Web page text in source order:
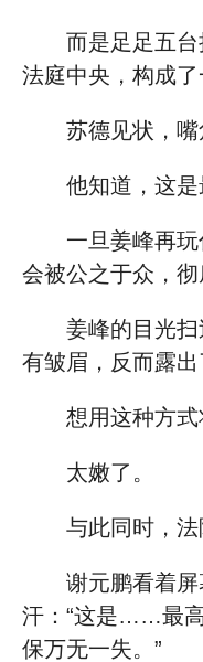
而是足足五
法庭中央，构成了
苏德见状，嘴
他知道，这是
一旦姜峰再
会被公之于众，彻
姜峰的目光
有皱眉，反而露出
想用这种方式
太嫩了。
与此同时，法
谢元鹏看着
汗：“这是……最
保万无一失。”